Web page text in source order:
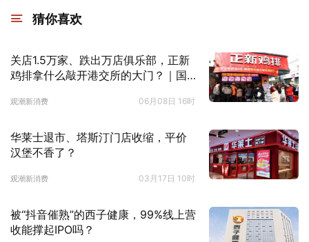
猜你喜欢
关店1.5万家、跌出万店俱乐部，正新
鸡排拿什么敲开港交所的大门？｜国
观潮新消费 06月08日 16时
华莱士退市、塔斯汀门店收缩，平价
汉堡不香了？
观潮新消费 03月17日 10时
被“抖音催熟”的西子健康，99%线上营
收能撑起IPO吗？